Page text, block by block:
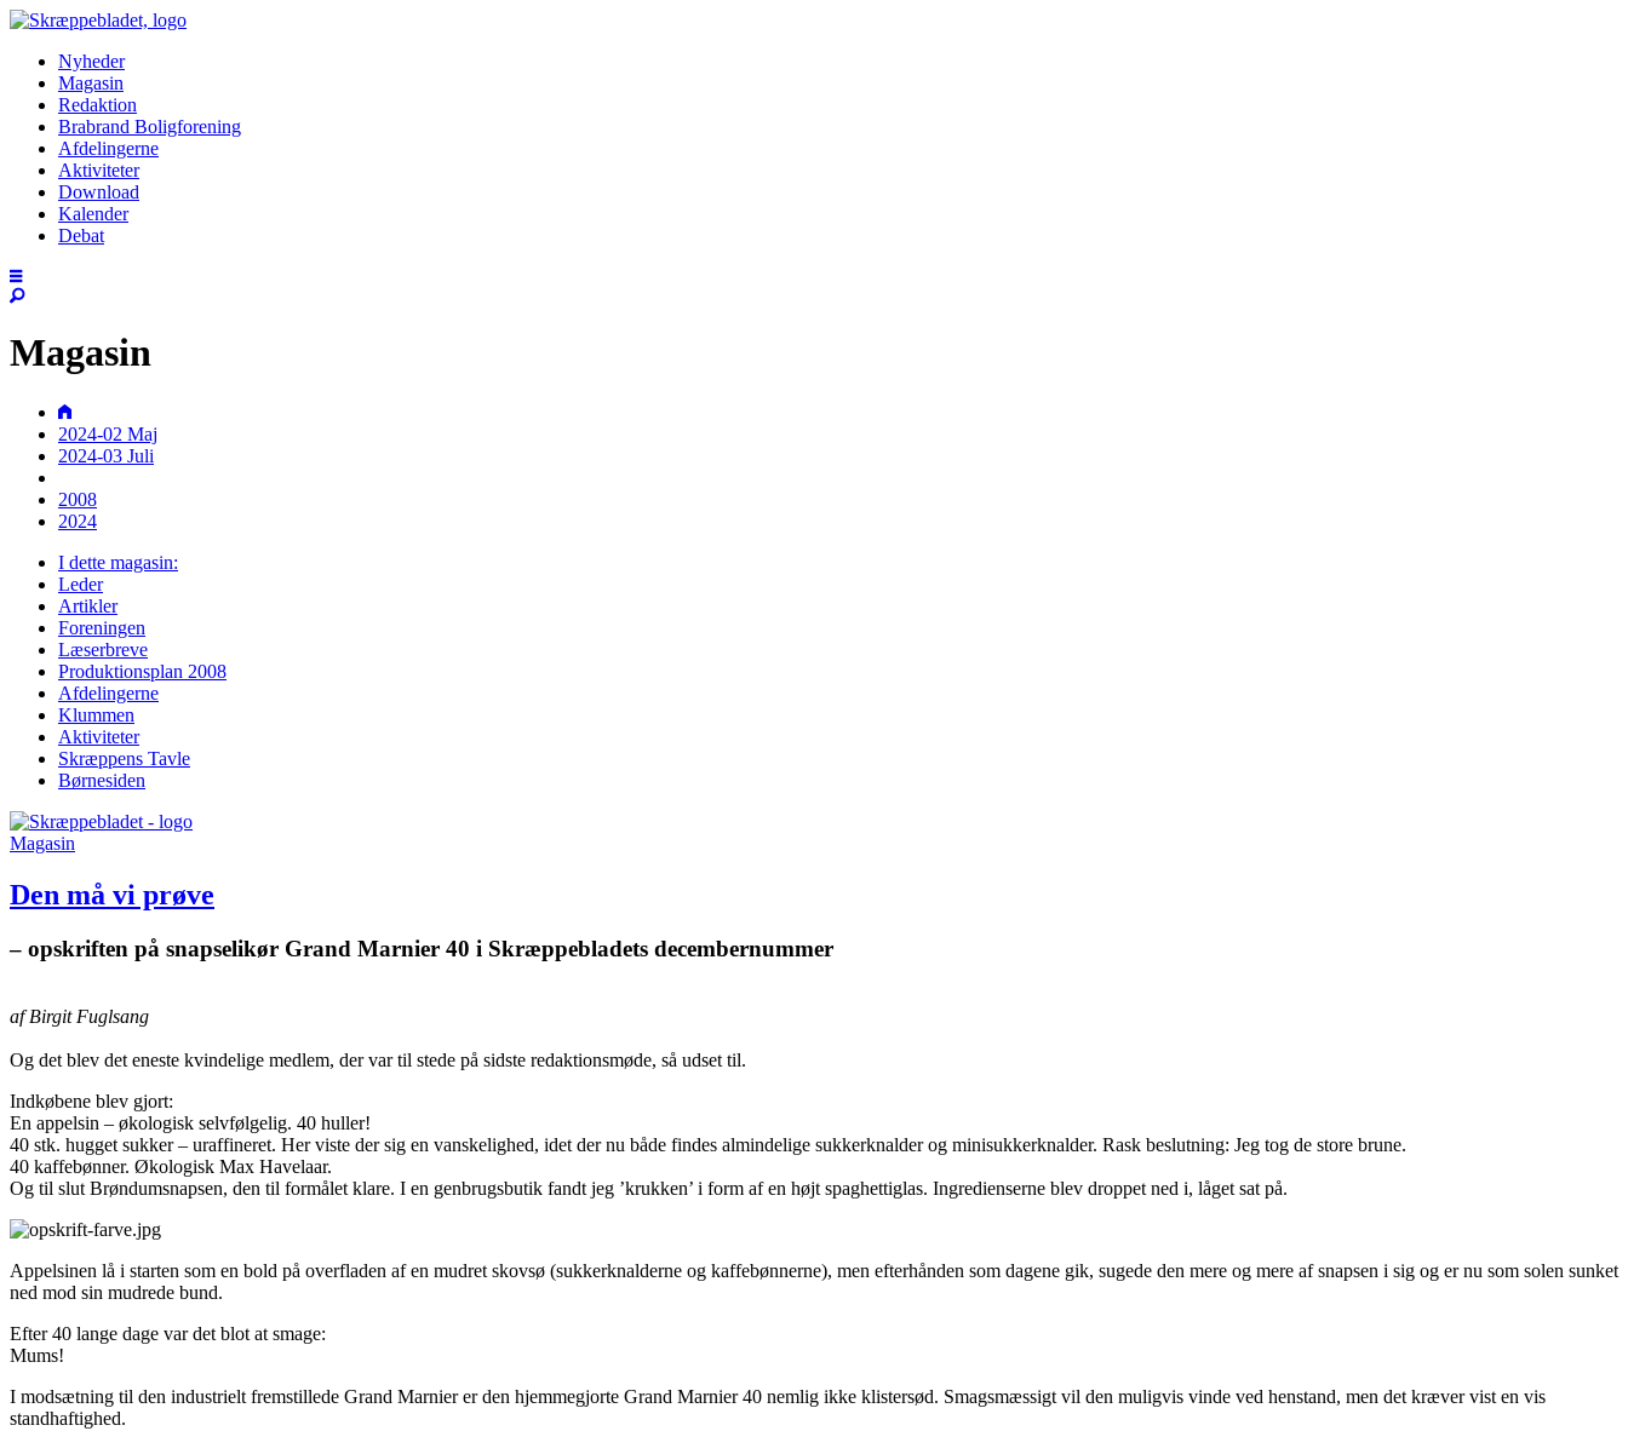
Nyheder
Magasin
Redaktion
Brabrand Boligforening
Afdelingerne
Aktiviteter
Download
Kalender
Debat
Magasin
2024-02 Maj
2024-03 Juli
2008
2024
I dette magasin:
Leder
Artikler
Foreningen
Læserbreve
Produktions­plan 2008
Afdelingerne
Klummen
Aktiviteter
Skræppens Tavle
Børnesiden
Magasin
Den må vi prøve
– opskriften på snapselikør Grand Marnier 40 i Skræppebladets decembernummer
af Birgit Fuglsang
Og det blev det eneste kvindelige medlem, der var til stede på sidste redaktionsmøde, så udset til.
Indkøbene blev gjort:
En appelsin – økologisk selvfølgelig. 40 huller!
40 stk. hugget sukker – uraffineret. Her viste der sig en vanskelighed, idet der nu både findes almindelige sukkerknalder og minisukkerknalder. Rask beslutning: Jeg tog de store brune.
40 kaffebønner. Økologisk Max Havelaar.
Og til slut Brøndumsnapsen, den til formålet klare. I en genbrugsbutik fandt jeg ’krukken’ i form af en højt spaghettiglas. Ingredienserne blev droppet ned i, låget sat på.
Appelsinen lå i starten som en bold på overfladen af en mudret skovsø (sukkerknalderne og kaffebønnerne), men efterhånden som dagene gik, sugede den mere og mere af snapsen i sig og er nu som solen sunket
ned mod sin mudrede bund.
Efter 40 lange dage var det blot at smage:
Mums!
I modsætning til den industrielt fremstillede Grand Marnier er den hjemmegjorte Grand Marnier 40 nemlig ikke klistersød. Smagsmæssigt vil den muligvis vinde ved henstand, men det kræver vist en vis
standhaftighed.